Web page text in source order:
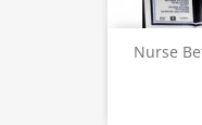
Nurse